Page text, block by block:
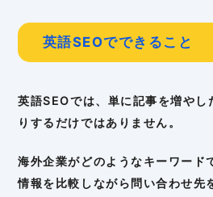
英語SEOでできること
英語SEOでは、単に記事を増やし
りするだけではありません。
海外企業がどのようなキーワード
情報を比較しながら問い合わせ先